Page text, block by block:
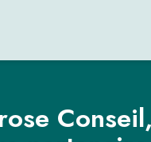
Conseil,